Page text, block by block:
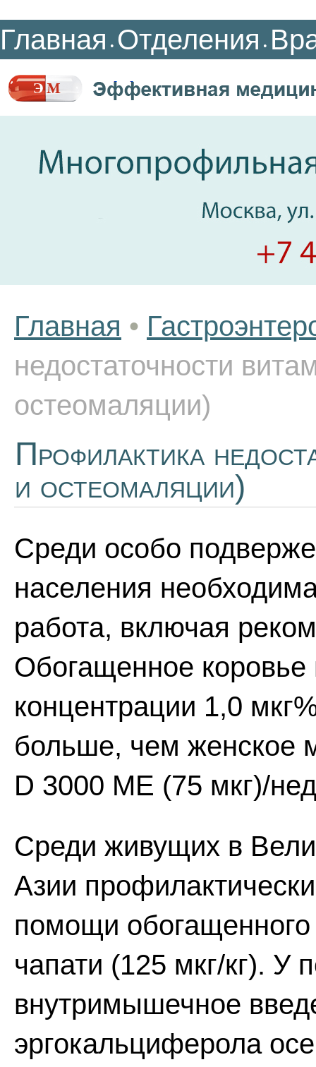
Главная • Отделения •
Главная •
недостаточности
остеомаляции)
Профилактика
и остеомаляции)
Среди особо
населения
работа, включая
Обогащенное
концентрации 1,0
больше, чем женское
D 3000 ME (75 мкг)/
Среди живущих в
Азии
помощи
чапати (125 мкг/кг). У
внутримышечное
эргокальциферола